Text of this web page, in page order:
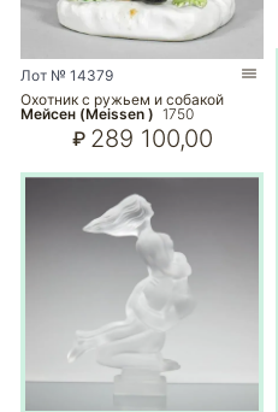
Лот № 14379
Охотник с ружьем и собакой
Мейсен (Meissen ) 1750
₽ 289 100,00